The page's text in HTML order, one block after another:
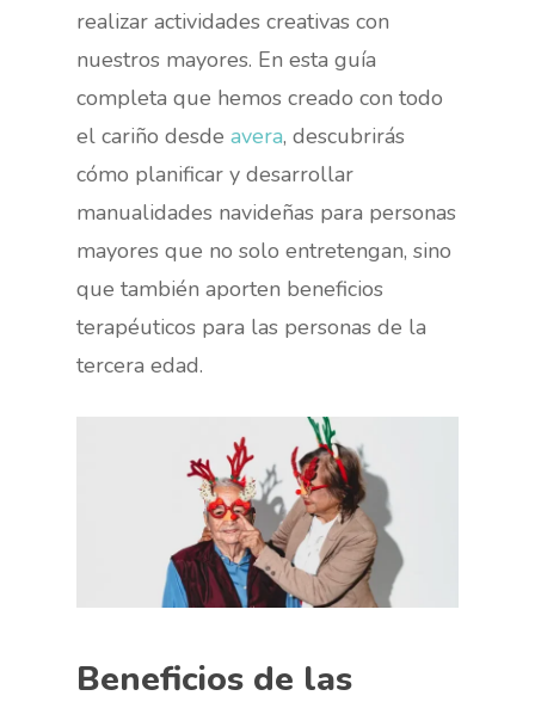
realizar actividades creativas con
nuestros mayores. En esta guía
completa que hemos creado con todo
el cariño desdeavera, descubrirás
cómo planificar y desarrollar
manualidades navideñas para personas
mayores que no solo entretengan, sino
que también aporten beneficios
terapéuticos para las personas de la
tercera edad.
Beneficios de las